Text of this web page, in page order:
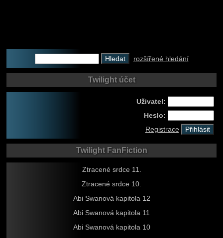
rozšířené hledání
Twilight účet
Uživatel:
Heslo:
Registrace
Twilight FanFiction
Ztracené srdce 11.
Ztracené srdce 10.
Abi Swanová kapitola 12
Abi Swanová kapitola 11
Abi Swanová kapitola 10